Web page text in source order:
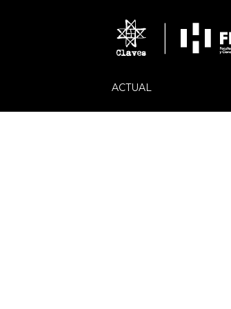
ACTUAL